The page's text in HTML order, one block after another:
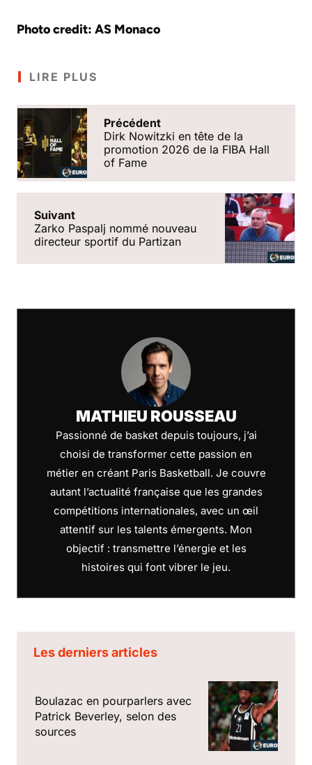
Photo credit: AS Monaco
LIRE PLUS
Précédent
Dirk Nowitzki en tête de la
promotion 2026 de la FIBA Hall
of Fame
Suivant
Zarko Paspalj nommé nouveau
directeur sportif du Partizan
MATHIEU ROUSSEAU
Passionné de basket depuis toujours, j’ai
choisi de transformer cette passion en
métier en créant Paris Basketball. Je couvre
autant l’actualité française que les grandes
compétitions internationales, avec un œil
attentif sur les talents émergents. Mon
objectif : transmettre l’énergie et les
histoires qui font vibrer le jeu.
Les derniers articles
Boulazac en pourparlers avec
Patrick Beverley, selon des
sources